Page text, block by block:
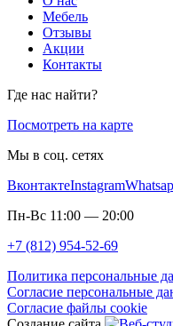
Мебель
Отзывы
Акции
Контакты
Где нас найти?
Посмотреть на карте
Мы в соц. сетях
ВконтактеInstagram
Пн-Вс 11:00 — 20:00
+7 (812) 954-52-69
Политика персональные
Согласие персональные
Согласие файлы cookie